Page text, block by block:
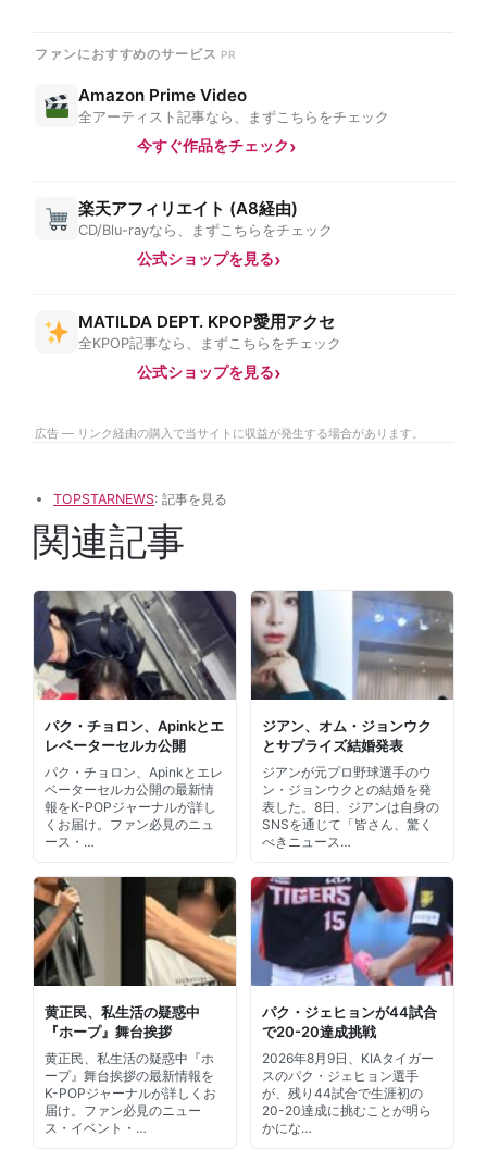
ファンにおすすめのサービス
Amazon Prime Video
全アーティスト記事なら、まずこちらをチェック
今すぐ作品をチェック
楽天アフィリエイト (A8経由)
CD/Blu-rayなら、まずこちらをチェック
公式ショップを見る
MATILDA DEPT. KPOP愛用アクセ
全KPOP記事なら、まずこちらをチェック
公式ショップを見る
広告 — リンク経由の購入で当サイトに収益が発生する場合があります。
TOPSTARNEWS: 記事を見る
関連記事
パク・チョロン、Apinkとエ
レベーターセルカ公開
パク・チョロン、Apinkとエレ
ベーターセルカ公開の最新情
報をK-POPジャーナルが詳し
くお届け。ファン必見のニュ
ース・…
ジアン、オム・ジョンウク
とサプライズ結婚発表
ジアンが元プロ野球選手のウ
ン・ジョンウクとの結婚を発
表した。8日、ジアンは自身の
SNSを通じて「皆さん、驚く
べきニュース…
黄正民、私生活の疑惑中
『ホープ』舞台挨拶
黄正民、私生活の疑惑中『ホ
ープ』舞台挨拶の最新情報を
K-POPジャーナルが詳しくお
届け。ファン必見のニュー
ス・イベント・…
パク・ジェヒョンが44試合
で20-20達成挑戦
2026年8月9日、KIAタイガー
スのパク・ジェヒョン選手
が、残り44試合で生涯初の
20-20達成に挑むことが明ら
かにな…